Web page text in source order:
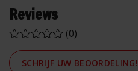
Reviews
(0)
SCHRIJF UW BEOORDELING!